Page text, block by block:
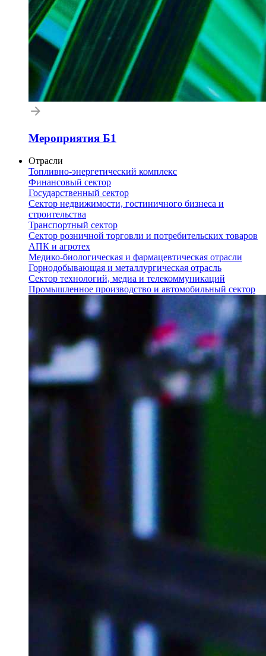
Мероприятия Б1
Отрасли
Топливно-энергетический комплекс
Финансовый сектор
Государственный сектор
Сектор недвижимости, гостиничного бизнеса и
строительства
Транспортный сектор
Сектор розничной торговли и потребительских товаров
АПК и агротех
Медико-биологическая и фармацевтическая отрасли
Горнодобывающая и металлургическая отрасль
Сектор технологий, медиа и телекоммуникаций
Промышленное производство и автомобильный сектор